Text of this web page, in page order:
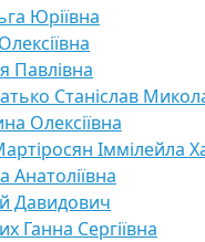
Юріївна
Павлівна
Станіслав
Олексіївна
Іммілейла
Анатоліївна
Давидович
Ганна Сергіївна